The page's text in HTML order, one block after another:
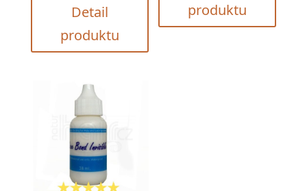
Detail
produktu
produktu